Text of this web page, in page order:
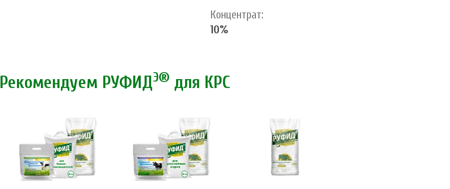
Концентрат:
10%
Рекомендуем РУФИДЭ® для КРС